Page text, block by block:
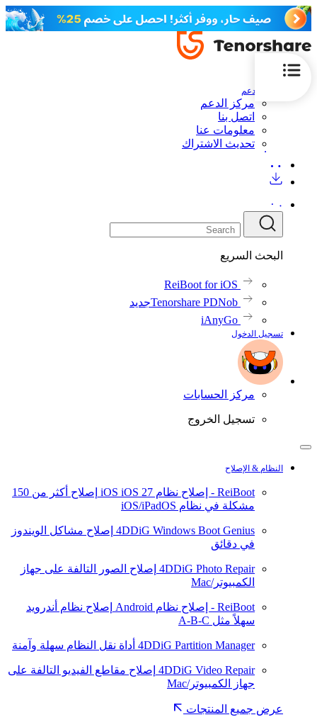
الدعم
مركز الدعم
اتصل بنا
معلومات عنا
تحديث الاشتراك
البحث السريع
ReiBoot for iOS
Tenorshare PDNobجديد
iAnyGo
تسجيل الدخول
مركز الحسابات
تسجيل الخروج
النظام & الإصلاح
ReiBoot - إصلاح نظام iOS iOS 27
إصلاح أكثر من 150
مشكلة في نظام iOS/iPadOS
4DDiG Windows Boot Genius إصلاح مشاكل الويندوز
في دقائق
4DDiG Photo Repair إصلاح الصور التالفة على جهاز
الكمبيوتر/Mac
ReiBoot - إصلاح نظام Android
إصلاح نظام أندرويد
سهلاً مثل A-B-C
4DDiG Partition Manager أداة نقل النظام سهلة وآمنة
4DDiG Video Repair إصلاح مقاطع الفيديو التالفة على
جهاز الكمبيوتر/Mac
عرض جميع المنتجات